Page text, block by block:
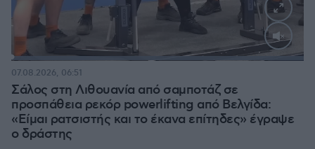
Loaded:
Σάλος στη Λιθουανία από σαμποτάζ σε
προσπάθεια ρεκόρ powerlifting από Βελγίδα:
«Είμαι ρατσιστής και το έκανα επίτηδες» έγραψε
ο δράστης
07.08.2026, 06:51